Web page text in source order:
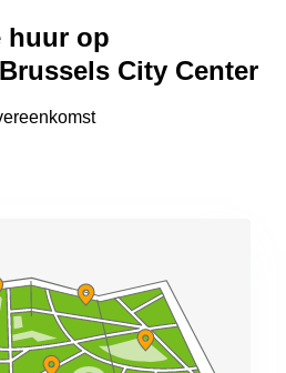
huur op
City Center